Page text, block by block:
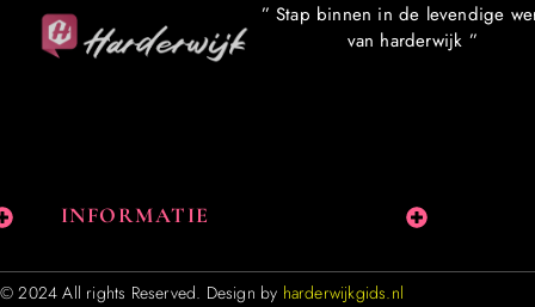
” Stap binnen in de levendige
van harderwijk ”
INFORMATIE
© 2024 All rights Reserved. Design by harderwijkgids.nl